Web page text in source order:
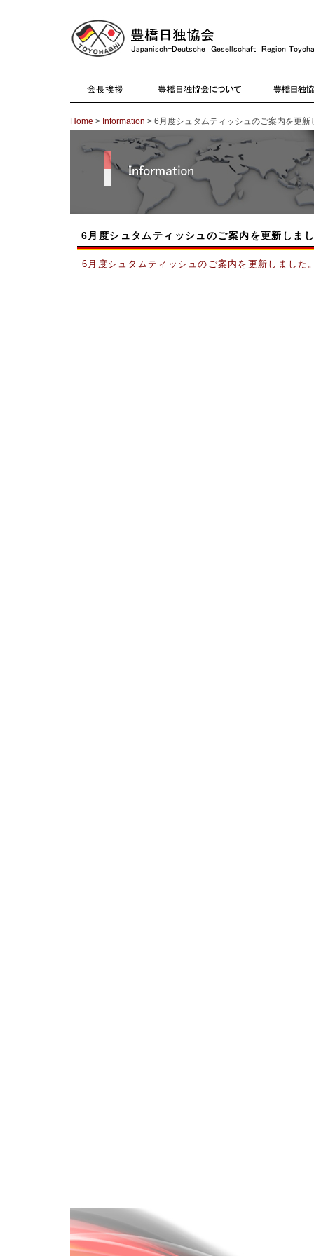
Home > Information > 6月度シュタムティッシュのご案内を更新
6月度シュタムティッシュのご案内を更新しま
6月度シュタムティッシュのご案内を更新しました